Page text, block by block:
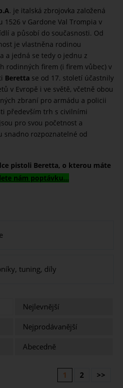
. je italská zbrojovka založená
v Gardone Val Trompia v
a působí do současnosti. Od
je vlastněna rodinou
a jedná se tedy o jednu z
rodinných firem (i firem vůbec) v
Beretta se od 17. století účastnily
v Evropě i ve světě, včetně obou
zbraní pro armádu a policii
především trh s civilními
jsou pro svou početnost a
snadno rozpoznatelné od
pistoli Beretta, o kterou máte
nám poptávku...
tuning, díly
Nejlevnější
Nejprodávanější
Abecedně
1 2 >>